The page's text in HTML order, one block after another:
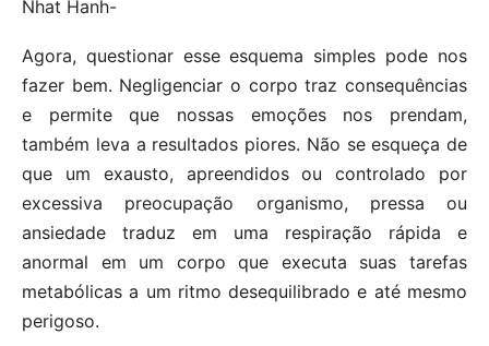
Nhat Hanh-
Agora, questionar esse esquema simples pode nos
fazer bem. Negligenciar o corpo traz consequências
e permite que nossas emoções nos prendam,
também leva a resultados piores. Não se esqueça de
que um exausto, apreendidos ou controlado por
excessiva preocupação organismo, pressa ou
ansiedade traduz em uma respiração rápida e
anormal em um corpo que executa suas tarefas
metabólicas a um ritmo desequilibrado e até mesmo
perigoso.